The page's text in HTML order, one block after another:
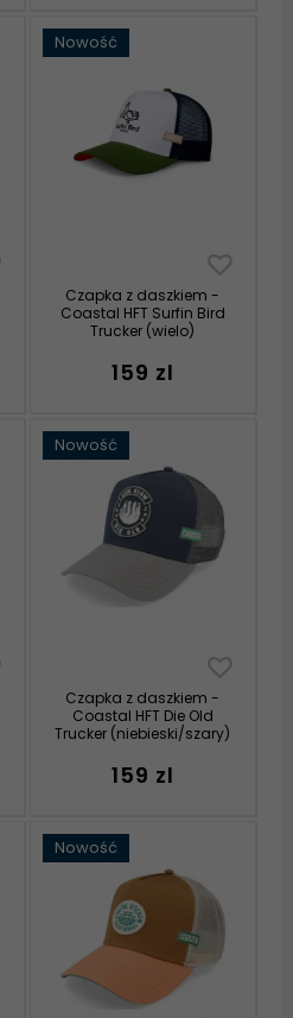
Nowość
Czapka z daszkiem -
Coastal HFT Surfin Bird
Trucker (wielo)
159 zl
Nowość
Czapka z daszkiem -
Coastal HFT Die Old
Trucker (niebieski/szary)
159 zl
Nowość